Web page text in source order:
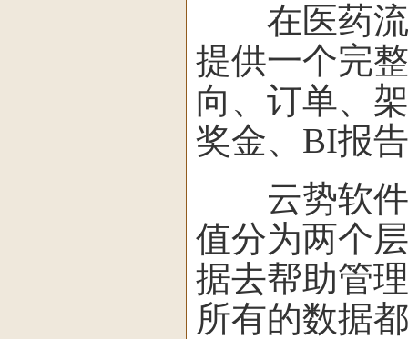
在医药流
提供一个完
向、订单、
奖金、BI报
云势软件
值分为两个
据去帮助管
所有的数据